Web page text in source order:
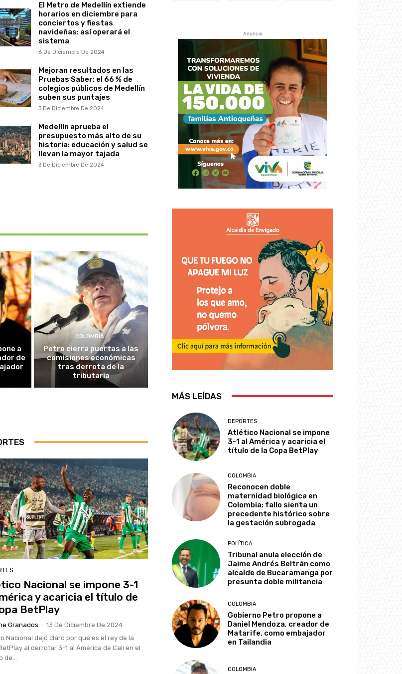
El Metro de Medellín extiende
horarios en diciembre para
conciertos y fiestas
navideñas: así operará el
sistema
6 De Diciembre De 2024
Mejoran resultados en las
Pruebas Saber: el 66 % de
colegios públicos de Medellín
suben sus puntajes
3 De Diciembre De 2024
Medellín aprueba el
presupuesto más alto de su
historia: educación y salud se
llevan la mayor tajada
3 De Diciembre De 2024
a
de
COLOMBIA
Petro cierra puertas a las
comisiones económicas
tras derrota de la
tributaria
Nacional se impone 3-1
y acaricia el título de
BetPlay
Granados - 13 De Diciembre De 2024
Nacional dejó claro por qué es el rey de la
al derrotar 3-1 al América de Cali en el
Anuncio
MÁS LEÍDAS
DEPORTES
Atlético Nacional se impone
3-1 al América y acaricia el
título de la Copa BetPlay
COLOMBIA
Reconocen doble
maternidad biológica en
Colombia: fallo sienta un
precedente histórico sobre
la gestación subrogada
POLÍTICA
Tribunal anula elección de
Jaime Andrés Beltrán como
alcalde de Bucaramanga por
presunta doble militancia
COLOMBIA
Gobierno Petro propone a
Daniel Mendoza, creador de
Matarife, como embajador
en Tailandia
COLOMBIA